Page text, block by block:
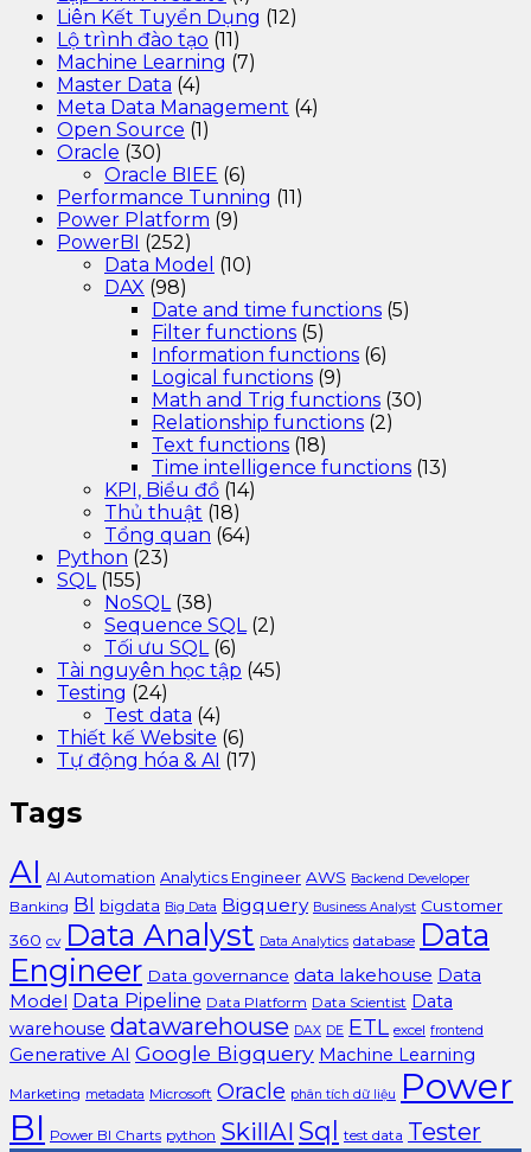
Liên Kết Tuyển Dụng (12)
Lộ trình đào tạo (11)
Machine Learning (7)
Master Data (4)
Meta Data Management (4)
Open Source (1)
Oracle (30)
Oracle BIEE (6)
Performance Tunning (11)
Power Platform (9)
PowerBI (252)
Data Model (10)
DAX (98)
Date and time functions (5)
Filter functions (5)
Information functions (6)
Logical functions (9)
Math and Trig functions (30)
Relationship functions (2)
Text functions (18)
Time intelligence functions (13)
KPI, Biểu đồ (14)
Thủ thuật (18)
Tổng quan (64)
Python (23)
SQL(155)
NoSQL(38)
Sequence SQL(2)
Tối ưu SQL(6)
Tài nguyên học tập (45)
Testing (24)
Test data (4)
Thiết kế Website (6)
Tự động hóa & AI (17)
Tags
AI AI Automation Analytics Engineer AWS Backend Developer
Banking BI bigdata Big Data Bigquery Business Analyst Customer
360 cv Data Analyst Data Analytics database Data
Engineer Data governance data lakehouse Data
Model Data Pipeline Data Platform Data Scientist Data
warehouse datawarehouse DAX DE ETL excel frontend
Generative AI Google Bigquery Machine Learning
Marketing metadata Microsoft Oracle phân tích dữ liệu
Power
BI Power BI Charts python SkillAI Sql test data Tester